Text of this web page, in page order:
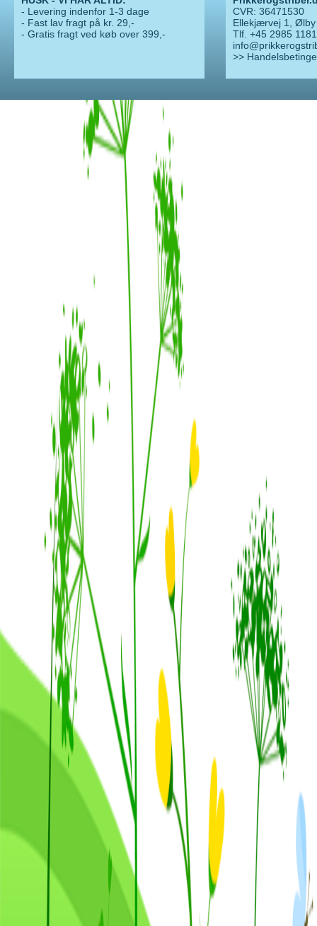
- Levering indenfor 1-3 dage
- Fast lav fragt på kr. 29,-
- Gratis fragt ved køb over 399,-
CVR: 36471530
Ellekjærvej 1,
Tlf. +45 2985 1181
>>